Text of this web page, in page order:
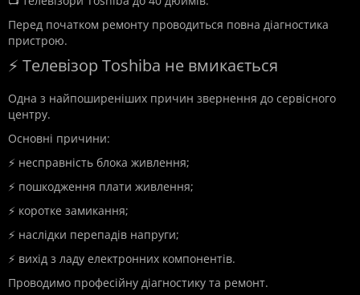
Перед початком ремонту проводиться повна діагностика
пристрою.
⚡ Телевізор Toshiba не вмикається
Одна з найпоширеніших причин звернення до сервісного
центру.
Основні причини:
⚡ несправність блока живлення;
⚡ пошкодження плати живлення;
⚡ коротке замикання;
⚡ наслідки перепадів напруги;
⚡ вихід з ладу електронних компонентів.
Проводимо професійну діагностику та ремонт.